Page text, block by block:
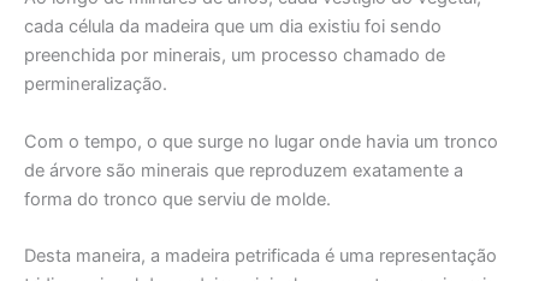
cada célula da madeira que um dia existiu foi sendo
preenchida por minerais, um processo chamado de
permineralização.
Com o tempo, o que surge no lugar onde havia um tronco
de árvore são minerais que reproduzem exatamente a
forma do tronco que serviu de molde.
Desta maneira, a madeira petrificada é uma representação